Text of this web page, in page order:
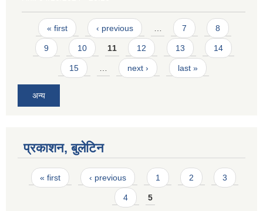
Pages
« first ‹ previous … 7 8
9 10 11 12 13 14
15 … next › last »
अन्य
प्रकाशन, बुलेटिन
Pages
« first ‹ previous 1 2 3
4 5